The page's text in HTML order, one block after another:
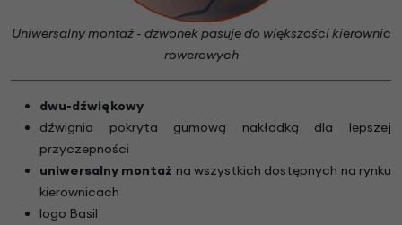
Uniwersalny montaż - dzwonek pasuje do większości kierownic
rowerowych
dwu-dźwiękowy
dźwignia pokryta gumową nakładką dla lepszej
przyczepności
uniwersalny montaż na wszystkich dostępnych na rynku
kierownicach
logo Basil